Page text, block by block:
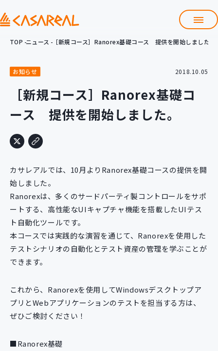
会社情報
サービス
プロダクト開発支援
クラウド導入支援 Git導入支援
システム構築支援
研修サービス
定型コース
カスタマイズコース 教材購入
新規開発サービス
パッケージ開発
イベント・セミナー
ニュース
採用情報
TOP ニュース ［新規コース］Ranorex基礎コース 提供を開始しました。
お知らせ 2018.10.05
［新規コース］Ranorex基礎コ
ース 提供を開始しました。
カサレアルでは、10月よりRanorex基礎コースの提供を開
始しました。
Ranorexは、多くのサードパーティ製コントロールをサポ
ートする、高性能なUIキャプチャ機能を搭載したUIテス
ト自動化ツールです。
本コースでは実践的な演習を通じて、Ranorexを使用した
テストシナリオの自動化とテスト資産の管理を学ぶことが
できます。
これから、Ranorexを使用してWindowsデスクトップア
プリとWebアプリケーションのテストを担当する方は、
ぜひご検討ください！
■Ranorex基礎